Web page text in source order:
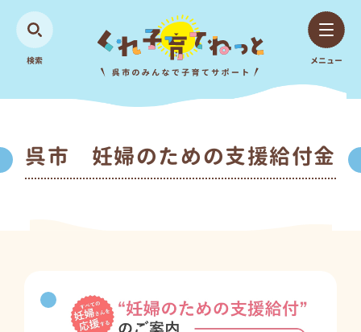
検索 メニュー
呉市 妊婦のための支援給付金